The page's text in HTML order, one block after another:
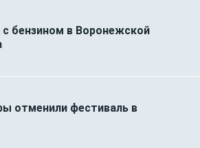
бензином в Воронежской
отменили фестиваль в